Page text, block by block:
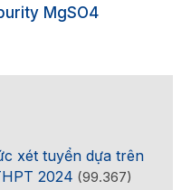
MgSO4
xét tuyển dựa trên
2024 (99.367)